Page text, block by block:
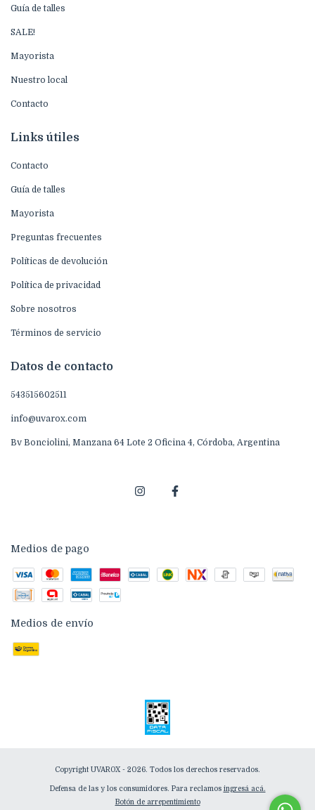
Guía de talles
SALE!
Mayorista
Nuestro local
Contacto
Links útiles
Contacto
Guía de talles
Mayorista
Preguntas frecuentes
Políticas de devolución
Política de privacidad
Sobre nosotros
Términos de servicio
Datos de contacto
543515602511
info@uvarox.com
Bv Bonciolini, Manzana 64 Lote 2 Oficina 4, Córdoba, Argentina
Medios de pago
Medios de envío
Copyright UVAROX - 2026. Todos los derechos reservados.
Defensa de las y los consumidores. Para reclamos ingresá acá.
Botón de arrepentimiento